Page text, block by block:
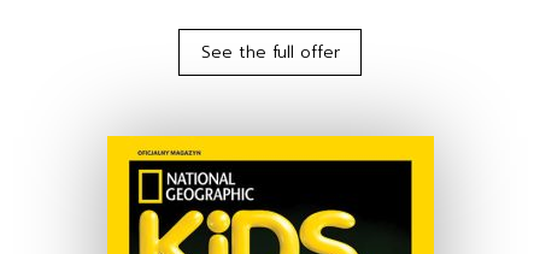
See the full offer